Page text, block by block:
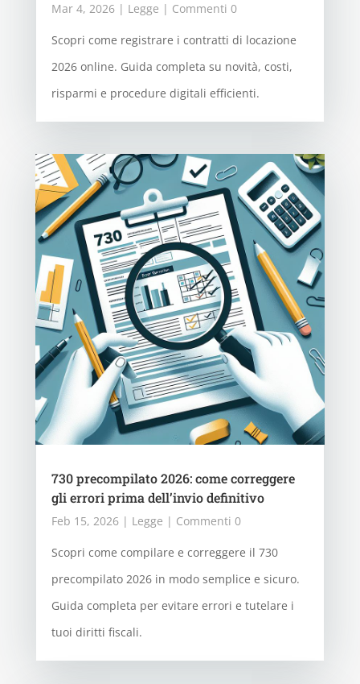
Mar 4, 2026| Legge | Commenti 0
Scopri come registrare i contratti di locazione
2026 online. Guida completa su novità, costi,
risparmi e procedure digitali efficienti.
730 precompilato 2026: come correggere
gli errori prima dell’invio definitivo
Feb 15, 2026| Legge | Commenti 0
Scopri come compilare e correggere il 730
precompilato 2026 in modo semplice e sicuro.
Guida completa per evitare errori e tutelare i
tuoi diritti fiscali.